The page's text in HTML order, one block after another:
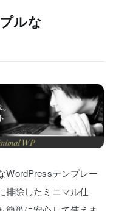
ルな
WordPressテンプレー
排除したミニマル仕